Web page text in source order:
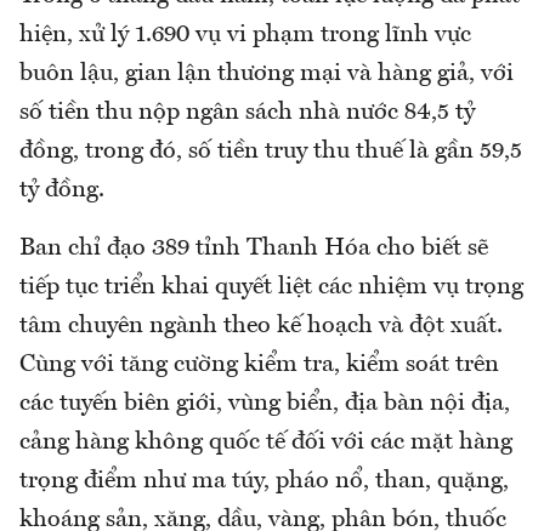
hiện, xử lý 1.690 vụ vi phạm trong lĩnh vực
buôn lậu, gian lận thương mại và hàng giả, với
số tiền thu nộp ngân sách nhà nước 84,5 tỷ
đồng, trong đó, số tiền truy thu thuế là gần 59,5
tỷ đồng.
Ban chỉ đạo 389 tỉnh Thanh Hóa cho biết sẽ
tiếp tục triển khai quyết liệt các nhiệm vụ trọng
tâm chuyên ngành theo kế hoạch và đột xuất.
Cùng với tăng cường kiểm tra, kiểm soát trên
các tuyến biên giới, vùng biển, địa bàn nội địa,
cảng hàng không quốc tế đối với các mặt hàng
trọng điểm như ma túy, pháo nổ, than, quặng,
khoáng sản, xăng, dầu, vàng, phân bón, thuốc